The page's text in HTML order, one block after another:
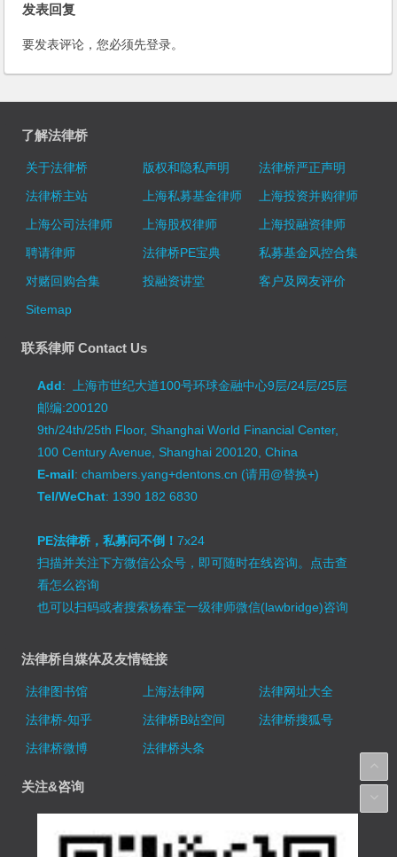
发表回复
要发表评论，您必须先登录。
了解法律桥
关于法律桥 版权和隐私声明
法律桥严正声明
法律桥主站
上海私募基金律师
上海投资并购律师
上海公司法律师
上海股权律师
上海投融资律师
聘请律师
法律桥PE宝典
私募基金风控合集
对赌回购合集
投融资讲堂
客户及网友评价
Sitemap
联系律师 Contact Us
Add: 上海市世纪大道100号环球金融中心9层/24层/25层
邮编:200120
9th/24th/25th Floor, Shanghai World Financial Center,
100 Century Avenue, Shanghai 200120, China
E-mail: chambers.yang+dentons.cn (请用@替换+)
Tel/WeChat: 1390 182 6830
PE法律桥，私募问不倒！7x24
扫描并关注下方微信公众号，即可随时在线咨询。 点击查
看怎么咨询
也可以扫码或者搜索杨春宝一级律师微信(lawbridge)咨询
法律桥自媒体及友情链接
法律图书馆 上海法律网
法律网址大全
法律桥-知乎
法律桥B站空间
法律桥搜狐号
法律桥微博
法律桥头条
关注&咨询